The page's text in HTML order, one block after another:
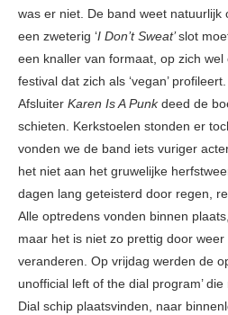
was er niet. De band weet natuurlijk
een zweterig ‘I Don’t Sweat’slot
een knaller van formaat, op zich
festival dat zich als ‘vegan’
Afsluiter Karen Is A Punkdeed de
schieten. Kerkstoelen stonden er
vonden we de band iets vuriger
het niet aan het gruwelijke
dagen lang geteisterd door regen,
Alle optredens vonden binnen
maar het is niet zo prettig door
veranderen. Op vrijdag werden de
unofficial left of the dial program’
Dial schip plaatsvinden, naar